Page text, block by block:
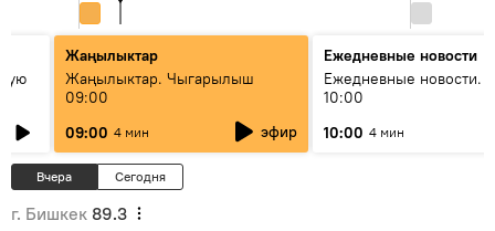
Жаңылыктар
Жаңылыктар. Чыгарылыш
09:00
09:00 4 мин эфир
Ежедневные новости
Ежедневные новости.
10:00
10:00 4 мин
Вчера Сегодня
г. Бишкек 89.3